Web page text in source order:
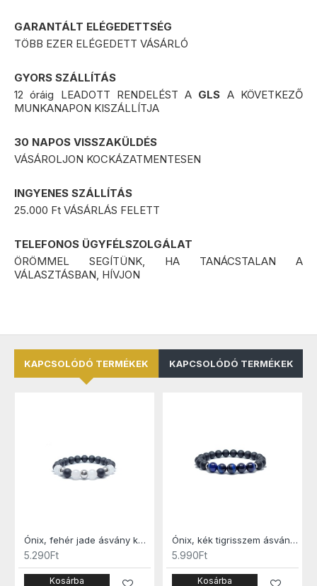
Fizetési lehetőségek:
Azonnali bankkártyás online fizetés:
GARANTÁLT ELÉGEDETTSÉG
TÖBB EZER ELÉGEDETT VÁSÁRLÓ
GYORS SZÁLLÍTÁS
12 óráig LEADOTT RENDELÉST A GLS A KÖVETKEZŐ
MUNKANAPON KISZÁLLÍTJA
30 NAPOS VISSZAKÜLDÉS
VÁSÁROLJON KOCKÁZATMENTESEN
INGYENES SZÁLLÍTÁS
25.000 Ft VÁSÁRLÁS FELETT
TELEFONOS ÜGYFÉLSZOLGÁLAT
ÖRÖMMEL SEGÍTÜNK, HA TANÁCSTALAN A
VÁLASZTÁSBAN, HÍVJON
KAPCSOLÓDÓ TERMÉKEK KAPCSOLÓDÓ TERMÉKEK
Ónix, fehér jade ásvány karkötő
5.290Ft
Kosárba
Ónix, kék tigrisszem ásvány karkötő
5.990Ft
Kosárba